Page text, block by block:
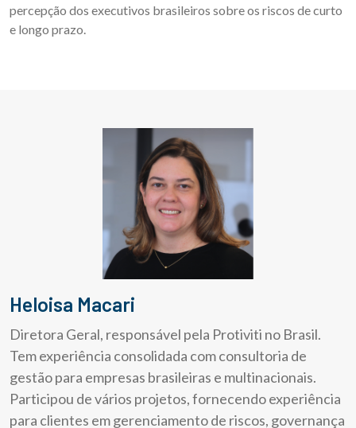
percepção dos executivos brasileiros sobre os riscos de curto
e longo prazo.
Heloisa Macari
Diretora Geral, responsável pela Protiviti no Brasil.
Tem experiência consolidada com consultoria de
gestão para empresas brasileiras e multinacionais.
Participou de vários projetos, fornecendo experiência
para clientes em gerenciamento de riscos, governança